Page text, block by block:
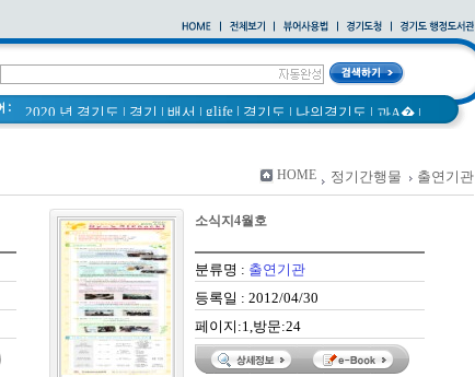
2020 년 경기도 | 경기 | 배서 | glife | 경기도 | 나의경기도 | 과A� |
|
2021 경기도 공동주택 품질점검 사례집|경기도 바로알기|
공동주택|국토의 계획 및 이용에 관한 법률_질의 회신 사례집
의회소식 81호|2020|다문화가족 소식지
HOME 정기간행물 출연기관
소식지4월호
분류명 : 출연기관
등록일 : 2012/04/30
페이지:1,방문:24